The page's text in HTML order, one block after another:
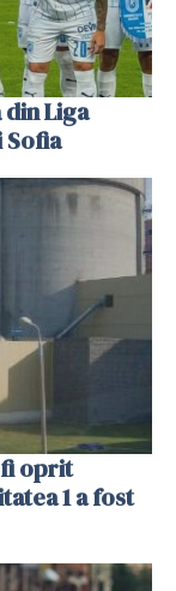
Liga
Sofia
fi oprit
1 a fost